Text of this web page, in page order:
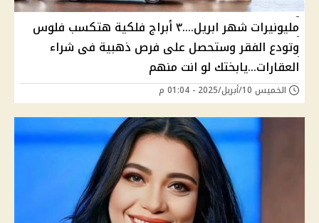
مليونيرات شهر ابريل....٣ أبراج فلكية هتكسب فلوس
وتودع الفقر وستحصل على فرص ذهبية فى شراء
العقارات...يابختك لو انت منهم
الخميس 10/أبريل/2025 - 01:04 م